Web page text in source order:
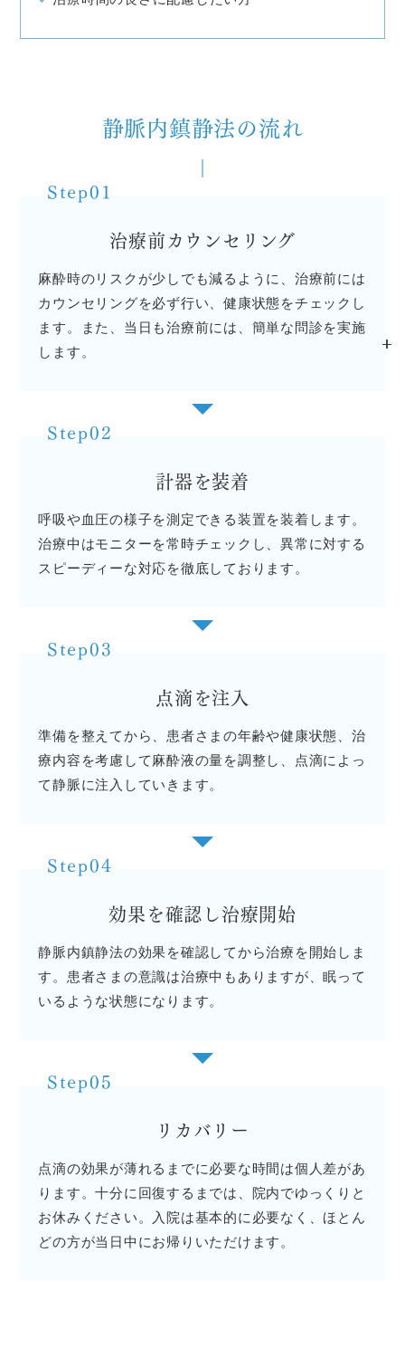
静脈内鎮静法の流れ
Step01
治療前カウンセリング
麻酔時のリスクが少しでも減るように、治療前には
カウンセリングを必ず行い、健康状態をチェックし
ます。また、当日も治療前には、簡単な問診を実施
します。
Step02
計器を装着
呼吸や血圧の様子を測定できる装置を装着します。
治療中はモニターを常時チェックし、異常に対する
スピーディーな対応を徹底しております。
Step03
点滴を注入
準備を整えてから、患者さまの年齢や健康状態、治
療内容を考慮して麻酔液の量を調整し、点滴によっ
て静脈に注入していきます。
Step04
効果を確認し治療開始
静脈内鎮静法の効果を確認してから治療を開始しま
す。患者さまの意識は治療中もありますが、眠って
いるような状態になります。
Step05
リカバリー
点滴の効果が薄れるまでに必要な時間は個人差があ
ります。十分に回復するまでは、院内でゆっくりと
お休みください。入院は基本的に必要なく、ほとん
どの方が当日中にお帰りいただけます。